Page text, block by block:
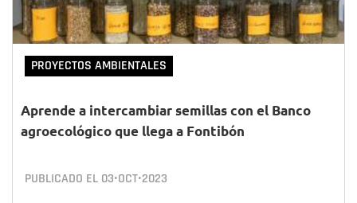
PROYECTOS AMBIENTALES
Aprende a intercambiar semillas con el Banco
agroecológico que llega a Fontibón
PUBLICADO EL 03•OCT•2023